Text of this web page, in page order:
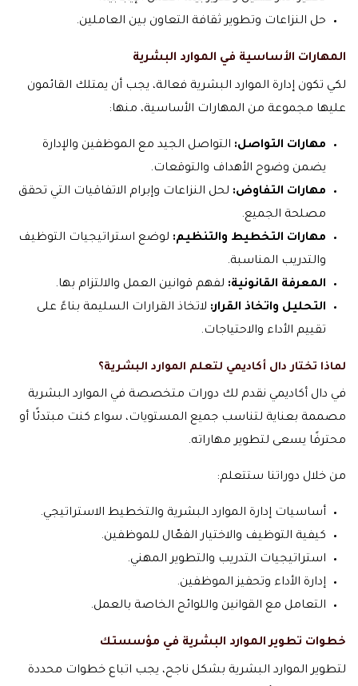
حل النزاعات وتطوير ثقافة التعاون بين العاملين.
المهارات الأساسية في الموارد البشرية
لكي تكون إدارة الموارد البشرية فعالة، يجب أن يمتلك القائمون
عليها مجموعة من المهارات الأساسية، منها:
مهارات التواصل: التواصل الجيد مع الموظفين والإدارة
يضمن وضوح الأهداف والتوقعات.
مهارات التفاوض: لحل النزاعات وإبرام الاتفاقيات التي تحقق
مصلحة الجميع.
مهارات التخطيط والتنظيم: لوضع استراتيجيات التوظيف
والتدريب المناسبة.
المعرفة القانونية: لفهم قوانين العمل والالتزام بها.
التحليل واتخاذ القرار: لاتخاذ القرارات السليمة بناءً على
تقييم الأداء والاحتياجات.
لماذا تختار دال أكاديمي لتعلم الموارد البشرية؟
في دال أكاديمي نقدم لك دورات متخصصة في الموارد البشرية
مصممة بعناية لتناسب جميع المستويات، سواء كنت مبتدئًا أو
محترفًا يسعى لتطوير مهاراته.
من خلال دوراتنا ستتعلم:
أساسيات إدارة الموارد البشرية والتخطيط الاستراتيجي.
كيفية التوظيف والاختيار الفعّال للموظفين.
استراتيجيات التدريب والتطوير المهني.
إدارة الأداء وتحفيز الموظفين.
التعامل مع القوانين واللوائح الخاصة بالعمل.
خطوات تطوير الموارد البشرية في مؤسستك
لتطوير الموارد البشرية بشكل ناجح، يجب اتباع خطوات محددة